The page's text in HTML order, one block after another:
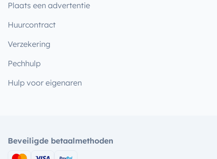
Plaats een advertentie
Huurcontract
Verzekering
Pechhulp
Hulp voor eigenaren
Beveiligde betaalmethoden